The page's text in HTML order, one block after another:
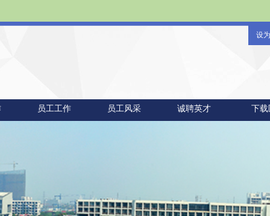
设
员工工作 员工风采 诚聘英才 下载